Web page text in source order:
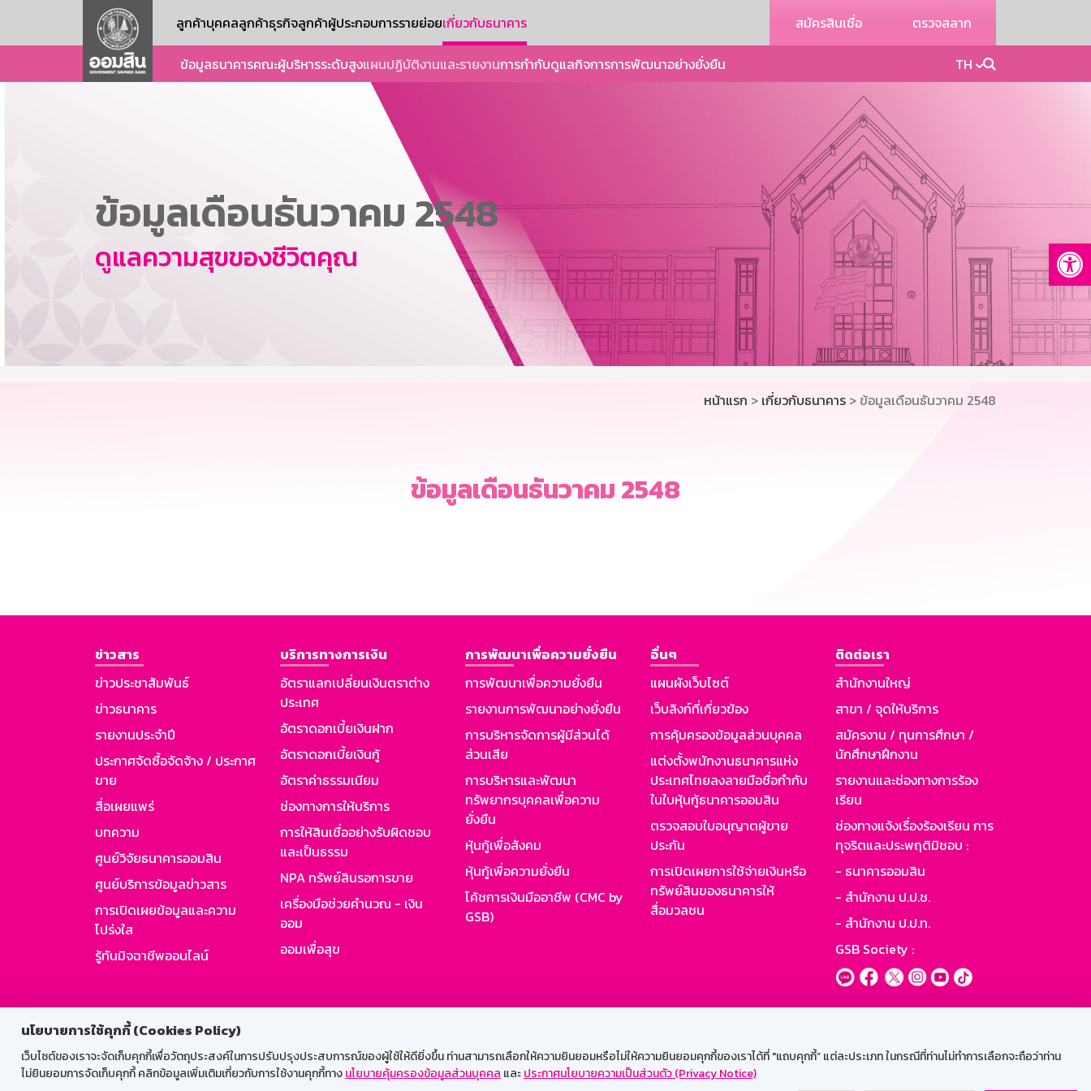
นโยบายการใช้คุกกี้ (Cookies Policy)
เว็บไซต์ของเราจะจัดเก็บคุกกี้เพื่อวัตถุประสงค์ในการปรับปรุงประสบการณ์ของผู้ใช้ให้ดียิ่งขึ้น ท่านสามารถเลือกให้ความยินยอมหรือไม่ให้ความยินยอมคุกกี้ของเราได้ที่ "แถบคุกกี้” แต่ละประเภท ในกรณีที่ท่านไม่ทำการเลือกจะถือว่าท่าน
ไม่ยินยอมการจัดเก็บคุกกี้ คลิกข้อมูลเพิ่มเติมเกี่ยวกับการใช้งานคุกกี้ทางนโยบายคุ้มครองข้อมูลส่วนบุคคล และประกาศนโยบายความเป็นส่วนตัว (Privacy Notice)
ลูกค้าบุคคลลูกค้าธุรกิจลูกค้าผู้ประกอบการรายย่อยเกี่ยวกับธนาคาร สมัครสินเชื่อ ตรวจสลาก
ข้อมูลธนาคารคณะผู้บริหารระดับสูงแผนปฏิบัติงานและรายงานการกำกับดูแลกิจการการพัฒนาอย่างยั่งยืน TH
ข้อมูลเดือนธันวาคม 2548
ดูแลความสุขของชีวิตคุณ
หน้าแรก > เกี่ยวกับธนาคาร > ข้อมูลเดือนธันวาคม 2548
ข้อมูลเดือนธันวาคม 2548
ข่าวสาร
ข่าวประชาสัมพันธ์
ข่าวธนาคาร
รายงานประจำปี
ประกาศจัดซื้อจัดจ้าง / ประกาศ
ขาย
สื่อเผยแพร่
บทความ
ศูนย์วิจัยธนาคารออมสิน
ศูนย์บริการข้อมูลข่าวสาร
การเปิดเผยข้อมูลและความ
โปร่งใส
รู้ทันมิจฉาชีพออนไลน์
บริการทางการเงิน
อัตราแลกเปลี่ยนเงินตราต่าง
ประเทศ
อัตราดอกเบี้ยเงินฝาก
อัตราดอกเบี้ยเงินกู้
อัตราค่าธรรมเนียม
ช่องทางการให้บริการ
การให้สินเชื่ออย่างรับผิดชอบ
และเป็นธรรม
NPA ทรัพย์สินรอการขาย
เครื่องมือช่วยคำนวณ - เงิน
ออม
ออมเพื่อสุข
การพัฒนาเพื่อความยั่งยืน
การพัฒนาเพื่อความยั่งยืน
รายงานการพัฒนาอย่างยั่งยืน
การบริหารจัดการผู้มีส่วนได้
ส่วนเสีย
การบริหารและพัฒนา
ทรัพยากรบุคคลเพื่อความ
ยั่งยืน
หุ้นกู้เพื่อสังคม
หุ้นกู้เพื่อความยั่งยืน
โค้ชการเงินมืออาชีพ (CMC by
GSB)
อื่นๆ
แผนผังเว็บไซต์
เว็บลิงก์ที่เกี่ยวข้อง
การคุ้มครองข้อมูลส่วนบุคคล
แต่งตั้งพนักงานธนาคารแห่ง
ประเทศไทยลงลายมือชื่อกำกับ
ในใบหุ้นกู้ธนาคารออมสิน
ตรวจสอบใบอนุญาตผู้ขาย
ประกัน
การเปิดเผยการใช้จ่ายเงินหรือ
ทรัพย์สินของธนาคารให้
สื่อมวลชน
ติดต่อเรา
สำนักงานใหญ่
สาขา / จุดให้บริการ
สมัครงาน / ทุนการศึกษา /
นักศึกษาฝึกงาน
รายงานและช่องทางการร้อง
เรียน
ช่องทางแจ้งเรื่องร้องเรียน การ
ทุจริตและประพฤติมิชอบ :
- ธนาคารออมสิน
- สำนักงาน ป.ป.ช.
- สำนักงาน ป.ป.ท.
GSB Society :